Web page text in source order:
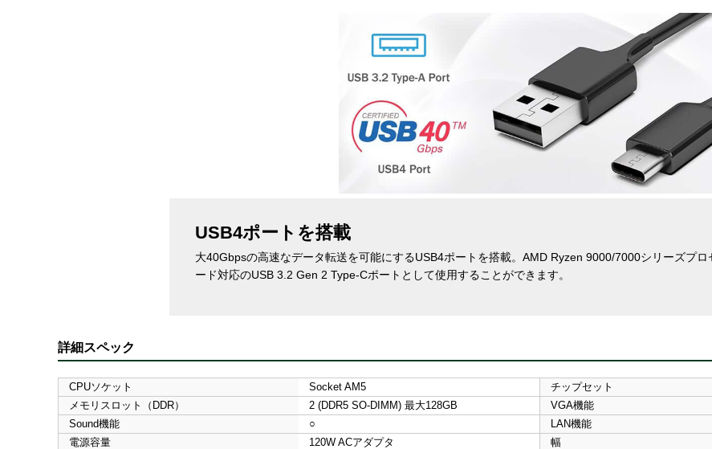
USB4ポートを搭載
大40Gbpsの高速なデータ転送を可能にするUSB4ポートを搭載。AMD Ryzen 9000/7000シリーズプ
ード対応のUSB 3.2 Gen 2 Type-Cポートとして使用することができます。
詳細スペック
CPUソケット Socket AM5 チップセット
メモリスロット（DDR）
2 (DDR5 SO-DIMM) 最大128GB VGA機能
Sound機能
○ LAN機能
電源容量
120W ACアダプタ 幅